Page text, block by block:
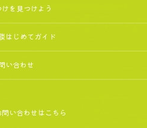
を見つけよう
はじめてガイド
い合わせ
い合わせはこちら